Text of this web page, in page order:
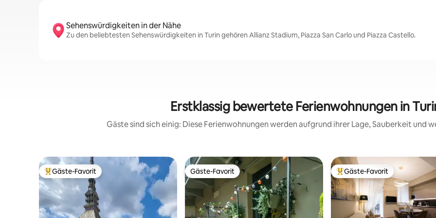
Sehenswürdigkeiten in der Nähe
Zu den beliebtesten Sehenswürdigkeiten in Turin gehören Allianz Stadium, Piazza San Carlo und Piazza Castello.
Erstklassig bewertete Ferienwohnungen in
Gäste sind sich einig: Diese Ferienwohnungen werden aufgrund ihrer Lage, Sauberkeit und
Beliebter Gäste-Favorit.
Gäste-Favorit Gäste-Favorit
Gäste-Favorit Beliebter Gäste-Favorit.
Gäste-Favorit